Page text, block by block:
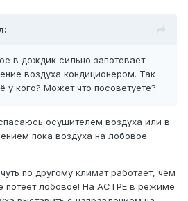
в дождик сильно запотевает.
воздуха кондиционером. Так
у кого? Может что посоветуете?
осушителем воздуха или в
пока воздуха на лобовое
по другому климат работает, чем
потеет лобовое! На АСТРЕ в режиме